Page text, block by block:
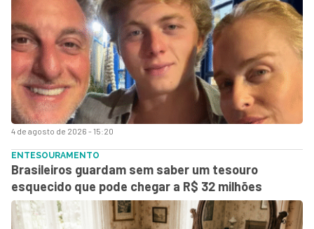
4 de agosto de 2026 - 15:20
ENTESOURAMENTO
Brasileiros guardam sem saber um tesouro
esquecido que pode chegar a R$ 32 milhões